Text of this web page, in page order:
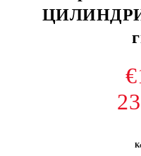
ЦИЛИНДРИ